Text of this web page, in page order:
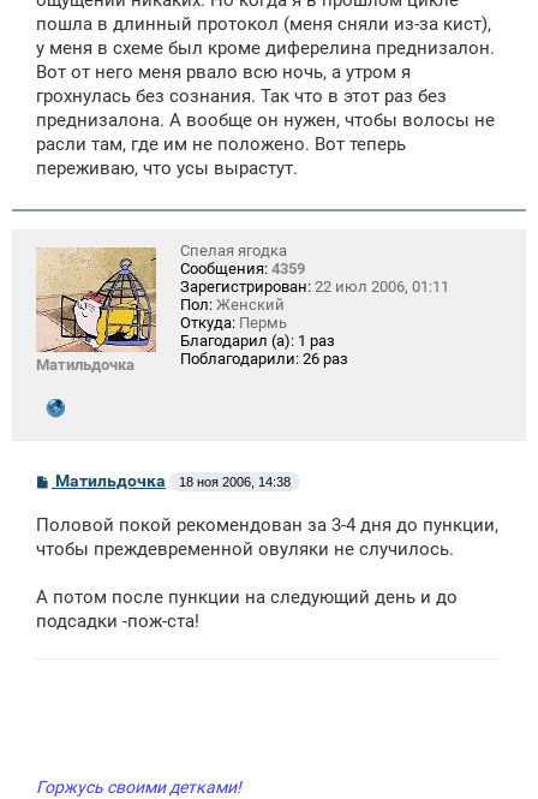
н
и
пошла в длинный протокол (меня сняли из-за кист),
у меня в схеме был кроме диферелина преднизалон.
Вот от него меня рвало всю ночь, а утром я
грохнулась без сознания. Так что в этот раз без
преднизалона. А вообще он нужен, чтобы волосы не
расли там, где им не положено. Вот теперь
переживаю, что усы вырастут.
Матильдочка
Спелая ягодка
Сообщения: 4359
Зарегистрирован: 22 июл 2006, 01:11
Пол: Женский
Откуда: Пермь
Благодарил (а): 1 раз
Поблагодарили: 26 раз
С
о
б
щ
и
Матильдочка 18 ноя 2006, 14:38
Половой покой рекомендован за 3-4 дня до пункции,
чтобы преждевременной овуляки не случилось.
А потом после пункции на следующий день и до
подсадки -пож-ста!
Горжусь своими детками!